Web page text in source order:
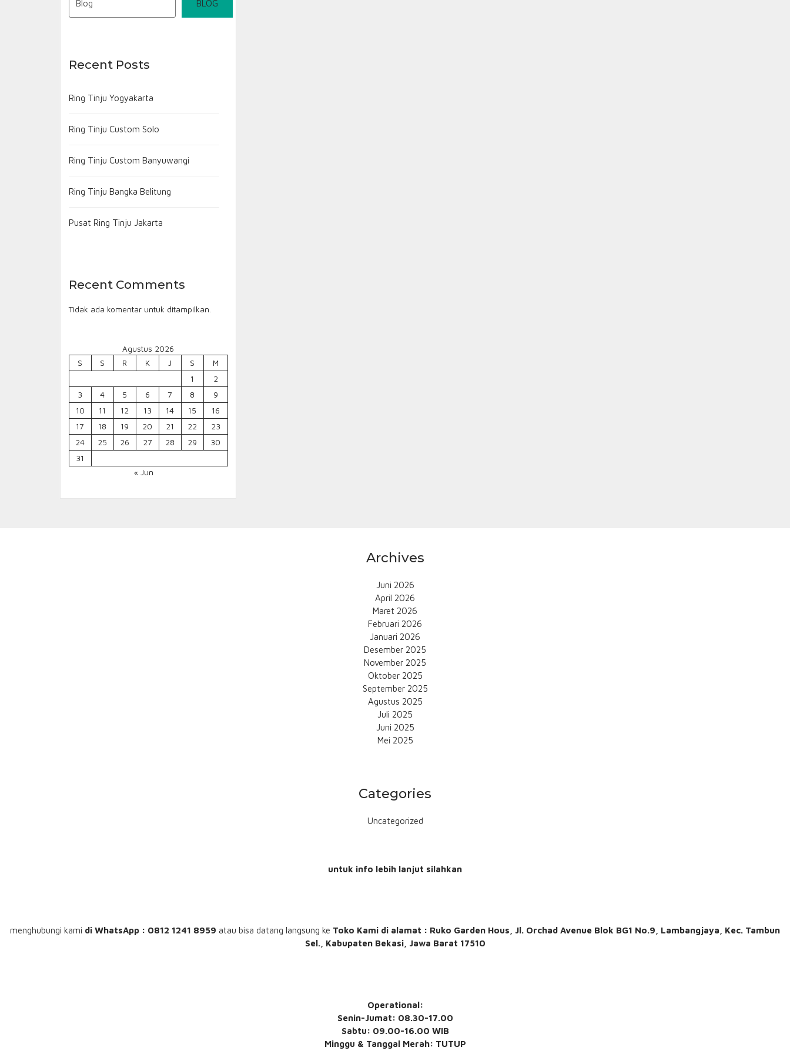
BLOG
Recent Posts
Ring Tinju Yogyakarta
Ring Tinju Custom Solo
Ring Tinju Custom Banyuwangi
Ring Tinju Bangka Belitung
Pusat Ring Tinju Jakarta
Recent Comments
Tidak ada komentar untuk ditampilkan.
Agustus 2026
S
S R K J S
M
1
2
3
4 5 6 7 8
9
10
11 12 13 14 15
16
17
18 19 20 21 22
23
24
25 26 27 28 29
30
31
« Jun
Archives
Juni 2026
April 2026
Maret 2026
Februari 2026
Januari 2026
Desember 2025
November 2025
Oktober 2025
September 2025
Agustus 2025
Juli 2025
Juni 2025
Mei 2025
Categories
Uncategorized
untuk info lebih lanjut silahkan
menghubungi kami di WhatsApp : 0812 1241 8959 atau bisa datang langsung ke Toko Kami di alamat : Ruko Garden Hous, Jl. Orchad Avenue Blok BG1 No.9, Lambangjaya, Kec. Tambun
Sel., Kabupaten Bekasi, Jawa Barat 17510
Operational:
Senin-Jumat: 08.30-17.00
Sabtu: 09.00-16.00 WIB
Minggu & Tanggal Merah: TUTUP